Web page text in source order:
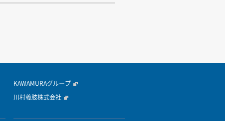
KAWAMURAグループ
川村義肢株式会社